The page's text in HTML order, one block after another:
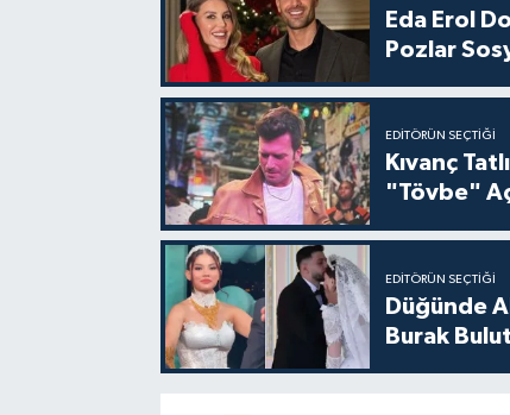
Eda Erol
Pozlar
EDITÖRÜN SEÇTIĞI
Kıvanç
"Tövbe"
EDITÖRÜN SEÇTIĞI
Düğünde
Burak